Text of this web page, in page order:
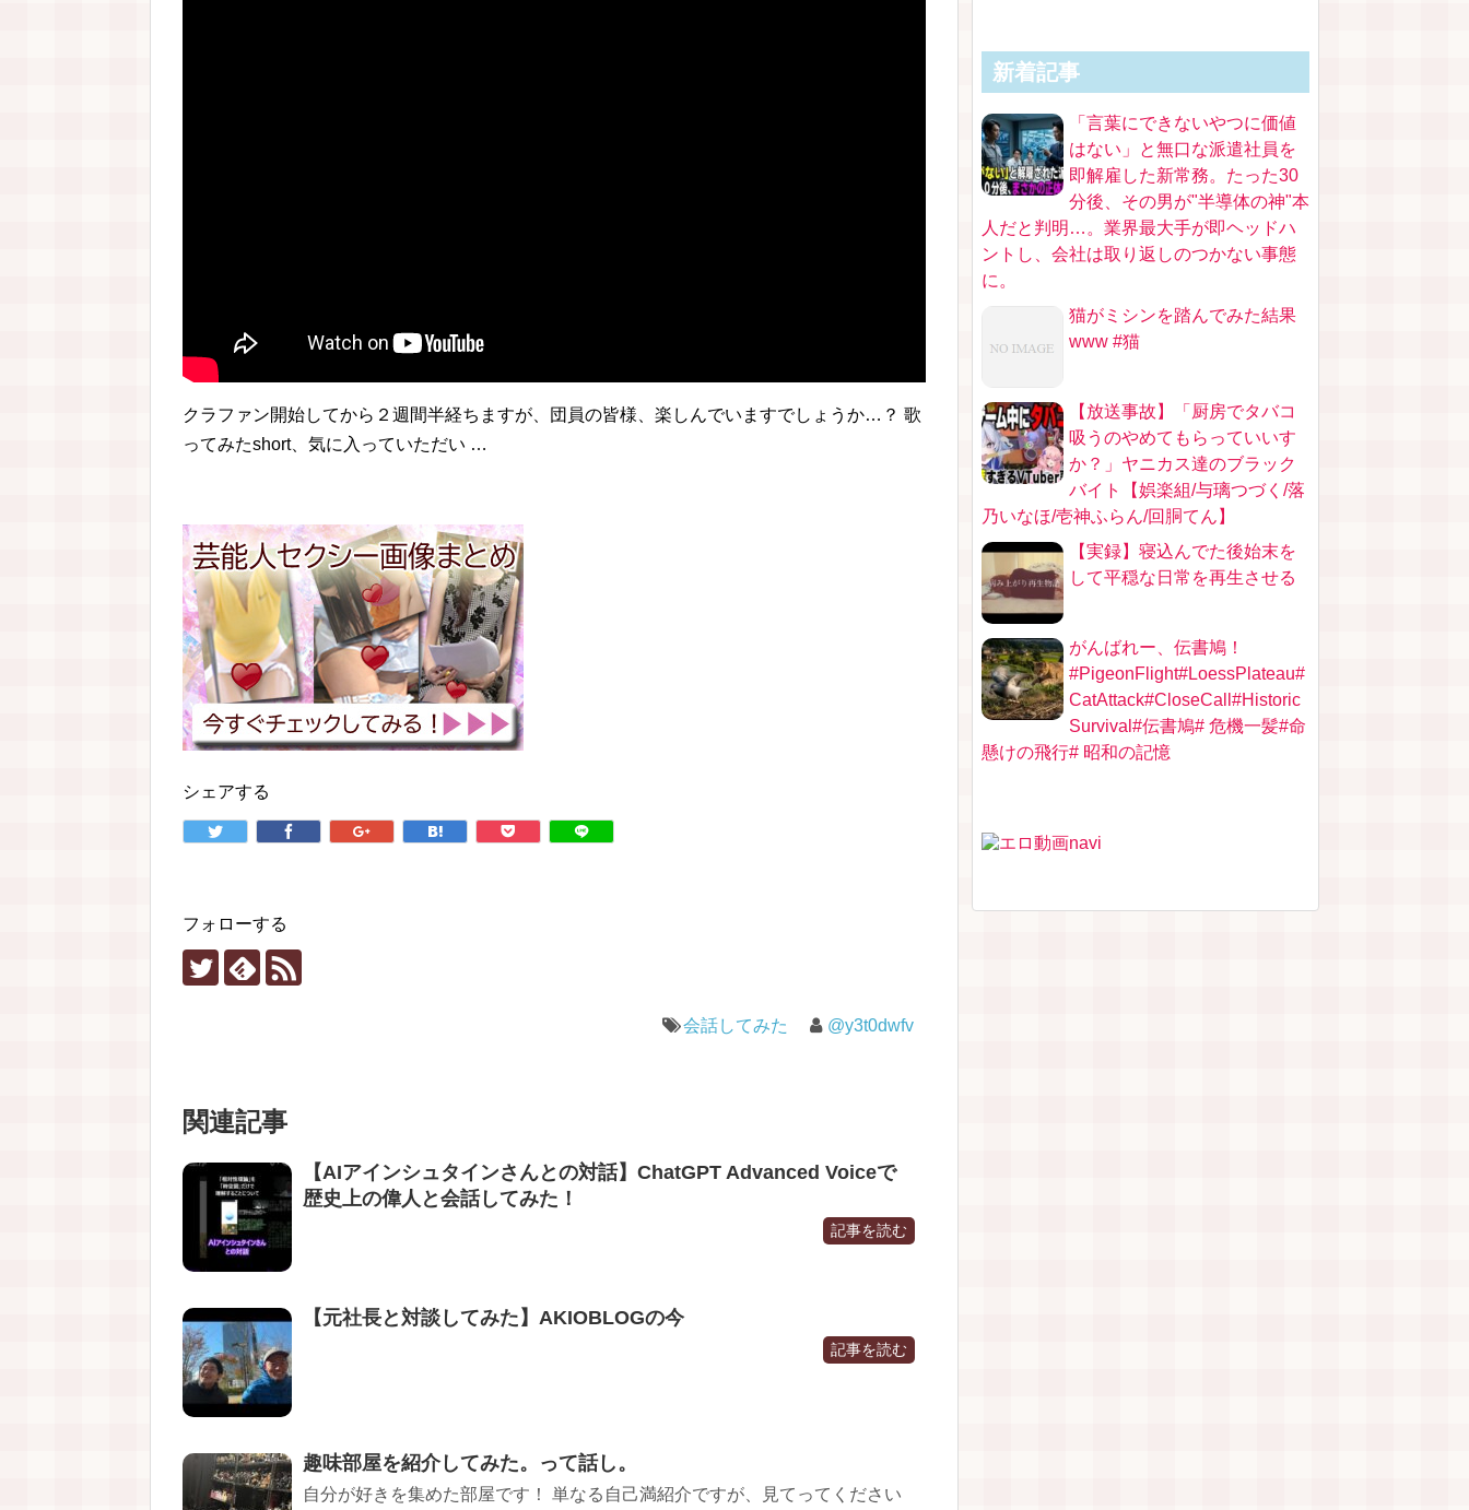
クラファン開始してから２週間半経ちますが、団員の皆様、楽しんでいますでしょうか…？ 歌
ってみたshort、気に入っていただい …
シェアする
フォローする
会話してみた @y3t0dwfv
関連記事
【AIアインシュタインさんとの対話】ChatGPT Advanced Voiceで
歴史上の偉人と会話してみた！
記事を読む
【元社長と対談してみた】AKIOBLOGの今
記事を読む
趣味部屋を紹介してみた。って話し。
自分が好きを集めた部屋です！ 単なる自己満紹介ですが、見てってください
新着記事
「言葉にできないやつに価値
はない」と無口な派遣社員を
即解雇した新常務。たった30
分後、その男が"半導体の神"本
人だと判明…。業界最大手が即ヘッドハ
ントし、会社は取り返しのつかない事態
に。
猫がミシンを踏んでみた結果
www #猫
【放送事故】「厨房でタバコ
吸うのやめてもらっていいす
か？」ヤニカス達のブラック
バイト【娯楽組/与璃つづく/落
乃いなほ/壱神ふらん/回胴てん】
【実録】寝込んでた後始末を
して平穏な日常を再生させる
がんばれー、伝書鳩！
#PigeonFlight#LoessPlateau#
CatAttack#CloseCall#Historic
Survival#伝書鳩# 危機一髪#命
懸けの飛行# 昭和の記憶